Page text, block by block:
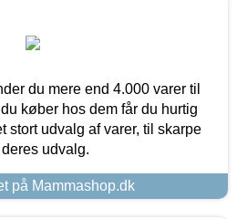
du mere end 4.000 varer til
køber hos dem får du hurtig
stort udvalg af varer, til skarpe
udvalg.
på Mammashop.dk